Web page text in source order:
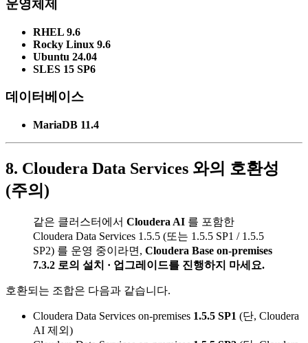
운영체제
RHEL 9.6
Rocky Linux 9.6
Ubuntu 24.04
SLES 15 SP6
데이터베이스
MariaDB 11.4
8. Cloudera Data Services 와의 호환성
(주의)
같은 클러스터에서 Cloudera AI 를 포함한
Cloudera Data Services 1.5.5 (또는 1.5.5 SP1 / 1.5.5
SP2) 를 운영 중이라면, Cloudera Base on-premises
7.3.2 로의 설치 · 업그레이드를 진행하지 마세요.
호환되는 조합은 다음과 같습니다.
Cloudera Data Services on-premises 1.5.5 SP1 (단, Cloudera
AI 제외)